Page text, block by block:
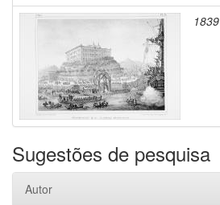
1839
Sugestões de pesquisa
Autor